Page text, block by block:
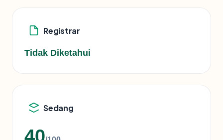
Registrar
Tidak Diketahui
Sedang